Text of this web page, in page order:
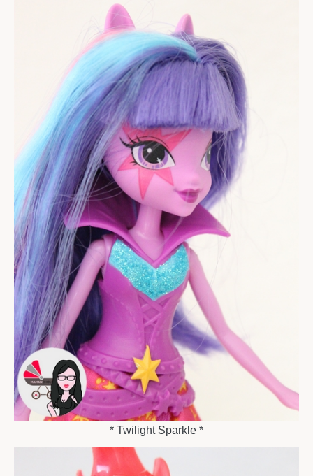
* Twilight Sparkle *